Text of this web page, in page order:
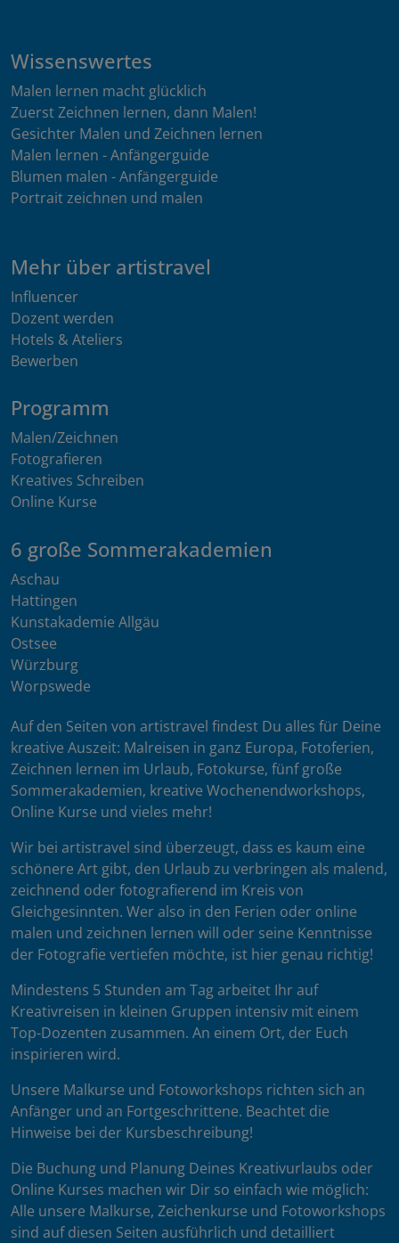
Wissenswertes
Malen lernen macht glücklich
Zuerst Zeichnen lernen, dann Malen!
Gesichter Malen und Zeichnen lernen
Malen lernen - Anfängerguide
Blumen malen - Anfängerguide
Portrait zeichnen und malen
Mehr über artistravel
Influencer
Dozent werden
Hotels & Ateliers
Bewerben
Programm
Malen/Zeichnen
Fotografieren
Kreatives Schreiben
Online Kurse
6 große Sommerakademien
Aschau
Hattingen
Kunstakademie Allgäu
Ostsee
Würzburg
Worpswede
Auf den Seiten von artistravel findest Du alles für Deine
kreative Auszeit: Malreisen in ganz Europa, Fotoferien,
Zeichnen lernen im Urlaub, Fotokurse, fünf große
Sommerakademien, kreative Wochenendworkshops,
Online Kurse und vieles mehr!
Wir bei artistravel sind überzeugt, dass es kaum eine
schönere Art gibt, den Urlaub zu verbringen als malend,
zeichnend oder fotografierend im Kreis von
Gleichgesinnten. Wer also in den Ferien oder online
malen und zeichnen lernen will oder seine Kenntnisse
der Fotografie vertiefen möchte, ist hier genau richtig!
Mindestens 5 Stunden am Tag arbeitet Ihr auf
Kreativreisen in kleinen Gruppen intensiv mit einem
Top-Dozenten zusammen. An einem Ort, der Euch
inspirieren wird.
Unsere Malkurse und Fotoworkshops richten sich an
Anfänger und an Fortgeschrittene. Beachtet die
Hinweise bei der Kursbeschreibung!
Die Buchung und Planung Deines Kreativurlaubs oder
Online Kurses machen wir Dir so einfach wie möglich:
Alle unsere Malkurse, Zeichenkurse und Fotoworkshops
sind auf diesen Seiten ausführlich und detailliert